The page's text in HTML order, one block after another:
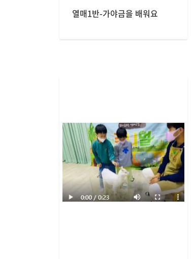
열매1반-가야금을 배워요